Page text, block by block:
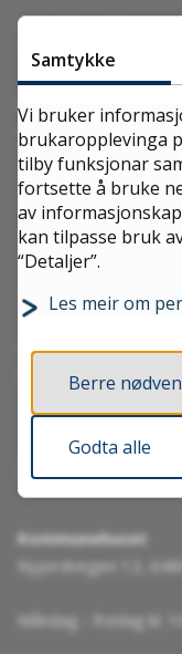
Skriv til oss
Nyjordvegen 12,
Send e-post
Send sikker
Kontaktskjema
Kommunenummer
Besøk oss
Kommunehuset
Nyjordvegen 12,
Måndag - fredag kl.
Samtykke
Vi bruker
brukaropplevinga
tilby funksjonar
fortsette å bruke
av
kan tilpasse bruk
“Detaljer”.
Les meir om
Berre
Godta alle